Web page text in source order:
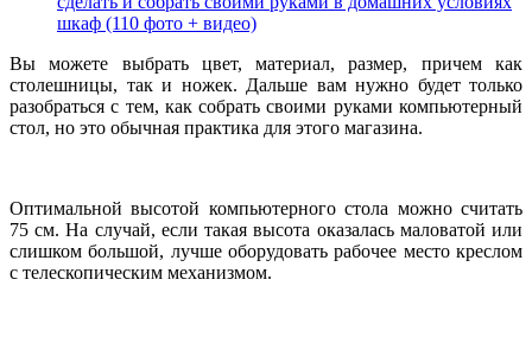
шкаф (110 фото + видео)
Вы можете выбрать цвет, материал, размер, причем как
столешницы, так и ножек. Дальше вам нужно будет только
разобраться с тем, как собрать своими руками компьютерный
стол, но это обычная практика для этого магазина.
Оптимальной высотой компьютерного стола можно считать
75 см. На случай, если такая высота оказалась маловатой или
слишком большой, лучше оборудовать рабочее место креслом
с телескопическим механизмом.